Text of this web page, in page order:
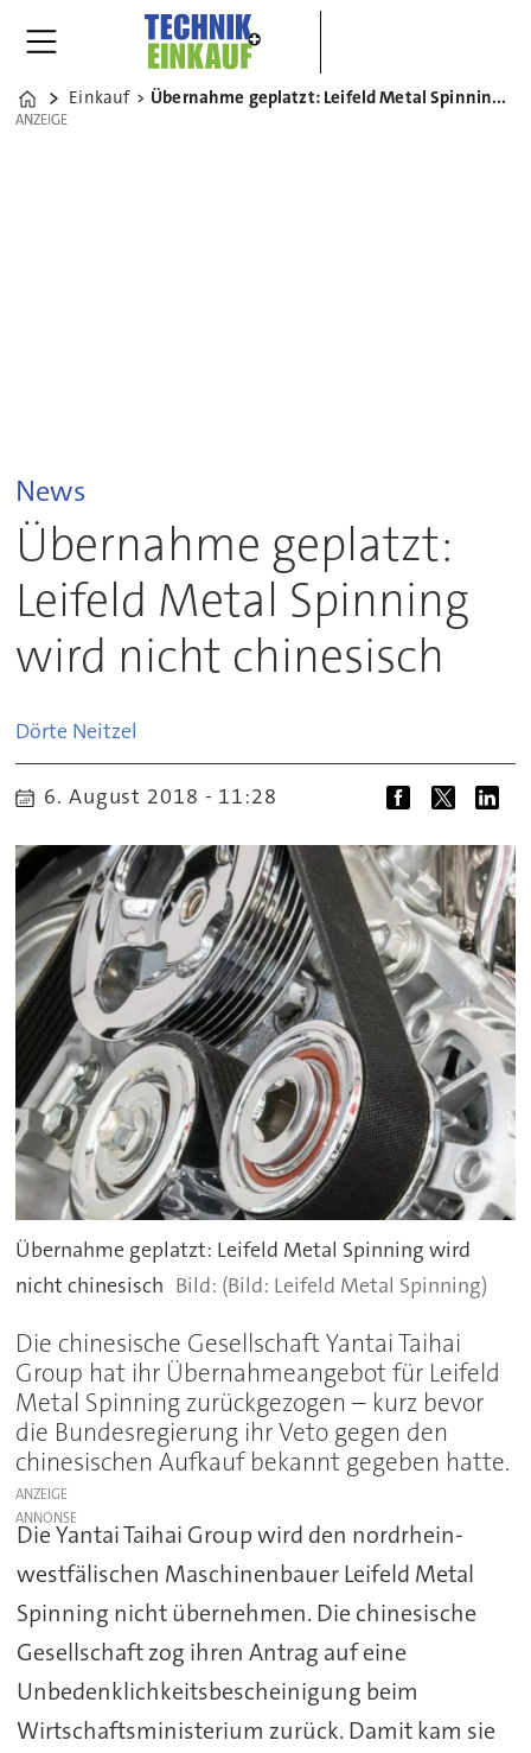
Home
Einkauf Übernahme geplatzt: Leifeld Metal Spinning wird nicht chinesisch
ANZEIGE
ANZEIGE
News
Übernahme geplatzt:
Leifeld Metal Spinning
wird nicht chinesisch
Dörte Neitzel
6. August 2018 - 11:28
Übernahme geplatzt: Leifeld Metal Spinning wird
nicht chinesisch
(Bild: Leifeld Metal Spinning)
Die chinesische Gesellschaft Yantai Taihai
Group hat ihr Übernahmeangebot für Leifeld
Metal Spinning zurückgezogen – kurz bevor
die Bundesregierung ihr Veto gegen den
chinesischen Aufkauf bekannt gegeben hatte.
ANZEIGE
Die Yantai Taihai Group wird den nordrhein-
westfälischen Maschinenbauer Leifeld Metal
Spinning nicht übernehmen. Die chinesische
Gesellschaft zog ihren Antrag auf eine
Unbedenklichkeitsbescheinigung beim
Wirtschaftsministerium zurück. Damit kam sie